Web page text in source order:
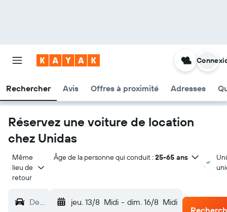
Rechercher Avis Offres à proximité Adresses
Réservez une voiture de location
chez Unidas
Même
lieu de
retour
Âge de la personne qui conduit : 25-65 ans
De… jeu. 13/8 Midi - dim. 16/8 Midi